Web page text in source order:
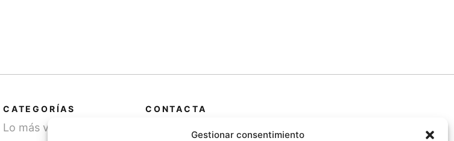
Gestionar consentimiento
CATEGORÍAS
Lo más vendido
CONTACTA